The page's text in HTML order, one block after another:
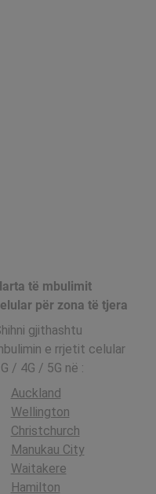
të mbulimit
për zona të tjera
gjithashtu
e rrjetit celular
/ 4G / 5G në :
Auckland
Wellington
Christchurch
Manukau City
Waitakere
Hamilton